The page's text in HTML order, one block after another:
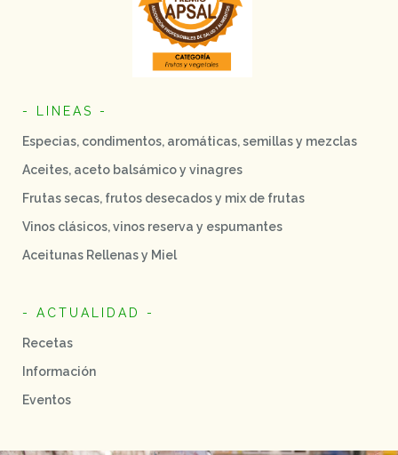
- LINEAS -
Especias, condimentos, aromáticas, semillas y mezclas
Aceites, aceto balsámico y vinagres
Frutas secas, frutos desecados y mix de frutas
Vinos clásicos, vinos reserva y espumantes
Aceitunas Rellenas y Miel
- ACTUALIDAD -
Recetas
Información
Eventos